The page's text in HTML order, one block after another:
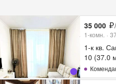
35 000
1-комн.
1-к кв.
10 (37.0